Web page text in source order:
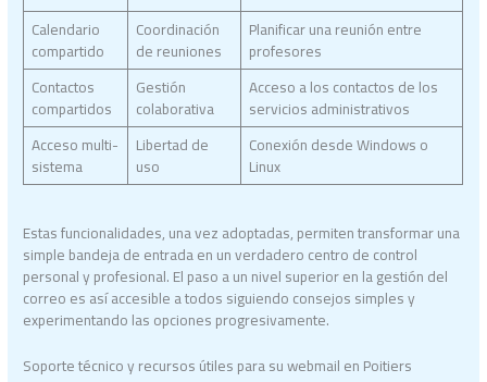
Calendario
compartido
Coordinación
de reuniones
Planificar una reunión entre
profesores
Contactos
compartidos
Gestión
colaborativa
Acceso a los contactos de los
servicios administrativos
Acceso multi-
sistema
Libertad de
uso
Conexión desde Windows o
Linux
Estas funcionalidades, una vez adoptadas, permiten transformar una
simple bandeja de entrada en un verdadero centro de control
personal y profesional. El paso a un nivel superior en la gestión del
correo es así accesible a todos siguiendo consejos simples y
experimentando las opciones progresivamente.
Soporte técnico y recursos útiles para su webmail en Poitiers